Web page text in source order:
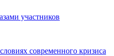
участников
современного кризиса